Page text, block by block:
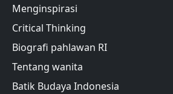
Menginspirasi
Critical Thinking
Biografi pahlawan RI
Tentang wanita
Batik Budaya Indonesia